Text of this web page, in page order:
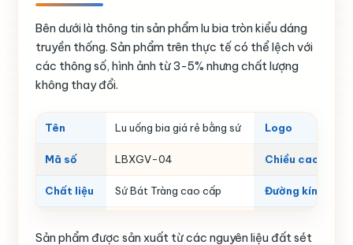
Bên dưới là thông tin sản phẩm lu bia tròn kiểu dáng
truyền thống. Sản phẩm trên thực tế có thể lệch với
các thông số, hình ảnh từ 3-5% nhưng chất lượng
không thay đổi.
Tên Lu uống bia giá rẻ bằng sứ Logo
Mã số LBXGV-04 Chiều cao
Chất liệu Sứ Bát Tràng cao cấp Đường kính
Sản phẩm được sản xuất từ các nguyên liệu đất sét